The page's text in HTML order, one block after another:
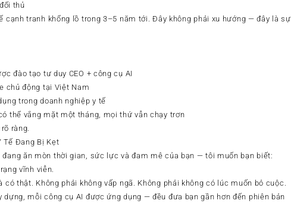
thủ
cạnh tranh khổng lồ trong 3–5 năm tới. Đây không phải xu hướng — đây là sự
đào tạo tư duy CEO + công cụ AI
chủ động tại Việt Nam
trong doanh nghiệp y tế
thể vắng mặt một tháng, mọi thứ vẫn chạy trơn
ràng.
Tế Đang Bị Kẹt
ăn mòn thời gian, sức lực và đam mê của bạn — tôi muốn bạn biết:
vĩnh viễn.
thật. Không phải không vấp ngã. Không phải không có lúc muốn bỏ cuộc.
mỗi công cụ AI được ứng dụng — đều đưa bạn gần hơn đến phiên bản